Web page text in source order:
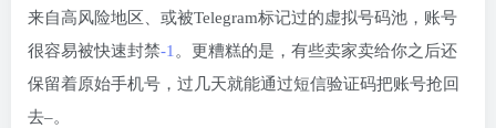
来自高风险地区、或被Telegram标记过的虚拟号码池，账号
很容易被快速封禁-1。更糟糕的是，有些卖家卖给你之后还
保留着原始手机号，过几天就能通过短信验证码把账号抢回
去–。